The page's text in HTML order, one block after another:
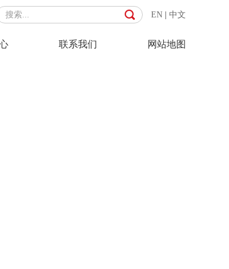
EN 中文
联系我们 网站地图